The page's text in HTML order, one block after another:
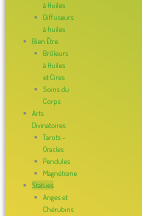
à Huiles
Diffuseurs
à huiles
Bien Être
Brûleurs
à Huiles
et Cires
Soins du
Corps
Arts
Divinatoires
Tarots –
Oracles
Pendules
Magnétisme
Statues
Anges et
Chérubins